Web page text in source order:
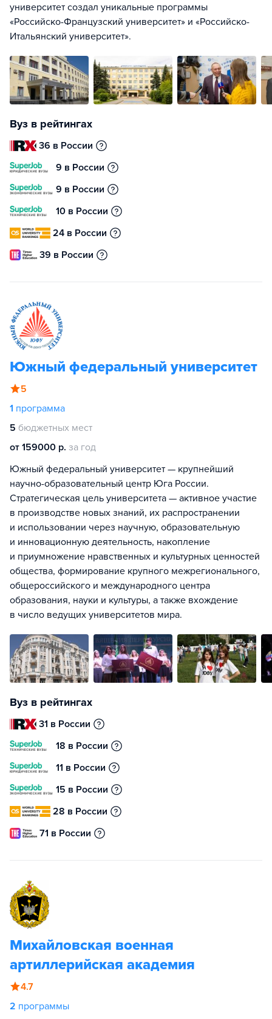
университет создал уникальные программы
«Российско-Французский университет» и «Российско-
Итальянский университет».
Вуз в рейтингах
36 в России
9 в России
9 в России
10 в России
24 в России
39 в России
Южный федеральный университет
5
1 программа
5 бюджетных мест
от 159000 р. за год
Южный федеральный университет — крупнейший
научно-образовательный центр Юга России.
Стратегическая цель университета — активное участие
в производстве новых знаний, их распространении
и использовании через научную, образовательную
и инновационную деятельность, накопление
и приумножение нравственных и культурных ценностей
общества, формирование крупного межрегионального,
общероссийского и международного центра
образования, науки и культуры, а также вхождение
в число ведущих университетов мира.
Вуз в рейтингах
31 в России
18 в России
11 в России
15 в России
28 в России
71 в России
Михайловская военная
артиллерийская академия
4.7
2 программы